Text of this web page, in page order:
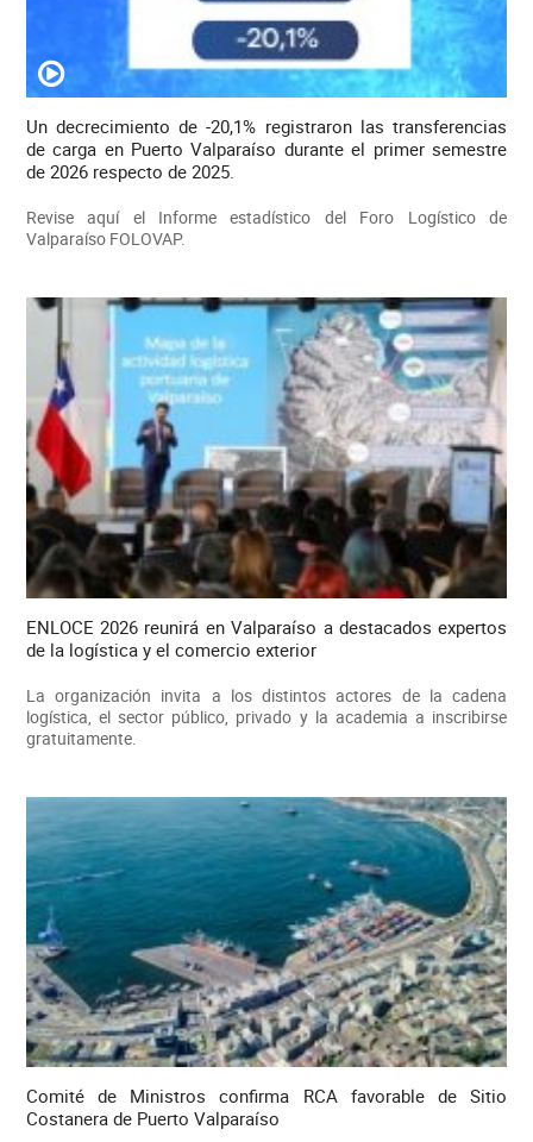
Un decrecimiento de -20,1% registraron las transferencias
de carga en Puerto Valparaíso durante el primer semestre
de 2026 respecto de 2025.
Revise aquí el Informe estadístico del Foro Logístico de
Valparaíso FOLOVAP.
ENLOCE 2026 reunirá en Valparaíso a destacados expertos
de la logística y el comercio exterior
La organización invita a los distintos actores de la cadena
logística, el sector público, privado y la academia a inscribirse
gratuitamente.
Comité de Ministros confirma RCA favorable de Sitio
Costanera de Puerto Valparaíso